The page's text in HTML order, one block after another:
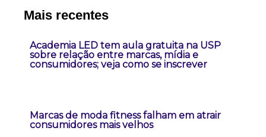
Mais recentes
Academia LED tem aula gratuita na USP
sobre relação entre marcas, mídia e
consumidores; veja como se inscrever
Marcas de moda fitness falham em atrair
consumidores mais velhos